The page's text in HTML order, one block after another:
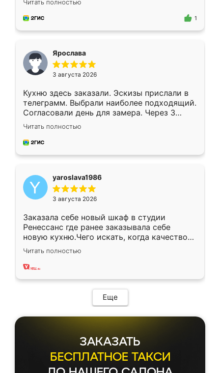
для замера сотрудник Владислав
предложил по моему эскизу самый
Читать полностью
1
Ярослава
3 августа 2026
Кухню здесь заказали. Эскизы прислали в
телеграмм. Выбрали наиболее подходящий.
Согласовали день для замера. Через 3
недели кухня была уже готова. Остались
довольны работой. Спасибо Ренессанс
мебель за качественную работу!
Читать полностью
yaroslava1986
3 августа 2026
Заказала себе новый шкаф в студии
Ренессанс где ранее заказывала себе
новую кухню.Чего искать, когда качеством
вполне довольна. Служит кухня уже почти
два года, нареканий нет.
Читать полностью
Еще
ЗАКАЗАТЬ
БЕСПЛАТНОЕ ТАКСИ